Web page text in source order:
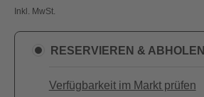
Inkl. MwSt.
RESERVIEREN & ABHOLEN
Verfügbarkeit im Markt prüfen